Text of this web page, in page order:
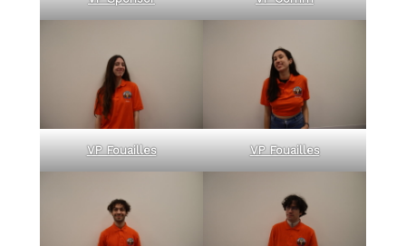
VP Fouailles VP Fouailles